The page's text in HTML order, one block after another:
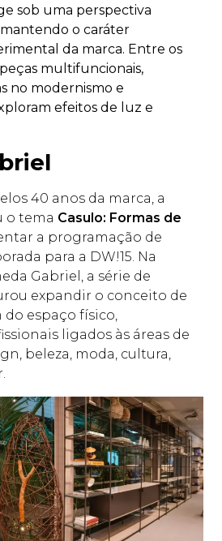
sob uma perspectiva
o caráter
da marca. Entre os
multifuncionais,
no modernismo e
efeitos de luz e
40 anos da marca, a
o tema Casulo: Formas de
a programação de
para a DW!15. Na
Gabriel, a série de
expandir o conceito de
espaço físico,
ligados às áreas de
beleza, moda, cultura,